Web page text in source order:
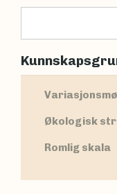
Økologisk
Romlig skala